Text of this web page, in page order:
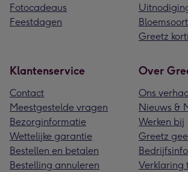
Fotocadeaus
Feestdagen
Greetz
Klantenservice
Contact
Meestgestelde vragen
Bezorginformatie
Wettelijke garantie
Bestellen en betalen
Bestelling annuleren
Over
Ons
Nieuws &
Werken bij
Greetz
Verklaring